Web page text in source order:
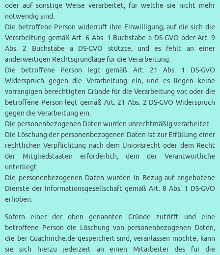
oder auf sonstige Weise verarbeitet, für welche sie nicht mehr
notwendig sind.
Die betroffene Person widerruft ihre Einwilligung, auf die sich die
Verarbeitung gemäß Art. 6 Abs. 1 Buchstabe a DS-GVO oder Art. 9
Abs. 2 Buchstabe a DS-GVO stützte, und es fehlt an einer
anderweitigen Rechtsgrundlage für die Verarbeitung.
Die betroffene Person legt gemäß Art. 21 Abs. 1 DS-GVO
Widerspruch gegen die Verarbeitung ein, und es liegen keine
vorrangigen berechtigten Gründe für die Verarbeitung vor, oder die
betroffene Person legt gemäß Art. 21 Abs. 2 DS-GVO Widerspruch
gegen die Verarbeitung ein.
Die personenbezogenen Daten wurden unrechtmäßig verarbeitet.
Die Löschung der personenbezogenen Daten ist zur Erfüllung einer
rechtlichen Verpflichtung nach dem Unionsrecht oder dem Recht
der Mitgliedstaaten erforderlich, dem der Verantwortliche
unterliegt.
Die personenbezogenen Daten wurden in Bezug auf angebotene
Dienste der Informationsgesellschaft gemäß Art. 8 Abs. 1 DS-GVO
erhoben.
Sofern einer der oben genannten Gründe zutrifft und eine
betroffene Person die Löschung von personenbezogenen Daten,
die bei Guachinche.de gespeichert sind, veranlassen möchte, kann
sie sich hierzu jederzeit an einen Mitarbeiter des für die